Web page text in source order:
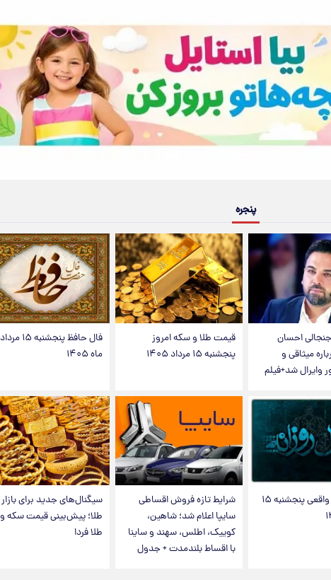
پنجره
احسان
میثاقی و
وایرال شد+فیلم
قیمت طلا و سکه امروز
پنجشنبه ۱۵ مرداد ۱۴۰۵
فال حافظ پنجشنبه ۱۵ مرداد
ماه ۱۴۰۵
فال روزانه واقعی پنجشنبه ۱۵
شرایط تازه فروش اقساطی
سایپا اعلام شد؛ شاهین،
کوییک، اطلس، سهند و ساینا
با اقساط بلندمدت + جدول
سیگنال‌های جدید برای بازار
طلا؛ پیش‌بینی قیمت سکه و
طلا فردا